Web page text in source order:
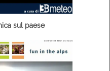
sul paese